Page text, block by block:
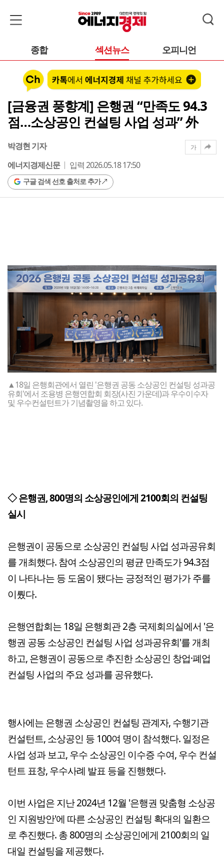
종합 섹션뉴스 오피니언
[금융권 풍향계] 은행권 “만족도 94.3
점…소상공인 컨설팅 사업 성과” 外
박경현 기자
에너지경제신문
입력 2026.05.18 17:50
구글 검색 선호 출처로 추가
가
▲18일 은행회관에서 열린 '은행권 공동 소상공인 컨설팅 성과공
유회'에서 조용병 은행연합회 회장(사진 가운데)과 우수이수자
및 우수컨설턴트가 기념촬영을 하고 있다.
◇ 은행권, 800명의 소상공인에게 2100회의 컨설팅
실시
은행권이 공동으로 소상공인 컨설팅 사업 성과공유회
를 개최했다. 참여 소상공인의 평균 만족도가 94.3점
이 나타나는 등 도움이 됐다는 긍정적인 평가가 주를
이뤘다.
은행연합회는 18일 은행회관 2층 국제회의실에서 '은
행권 공동 소상공인 컨설팅 사업 성과공유회'를 개최
하고, 은행권이 공동으로 추진한 소상공인 창업·폐업
컨설팅 사업의 주요 성과를 공유했다.
행사에는 은행권 소상공인 컨설팅 관계자, 수행기관
컨설턴트, 소상공인 등 100여 명이 참석했다. 일정은
사업 성과 보고, 우수 소상공인 이수증 수여, 우수 컨설
턴트 표창, 우수사례 발표 등을 진행했다.
이번 사업은 지난 2024년 12월 '은행권 맞춤형 소상공
인 지원방안'에 따른 소상공인 컨설팅 확대의 일환으
로 추진했다. 총 800명의 소상공인에게 2100회의 일
대일 컨설팅을 제공했다.